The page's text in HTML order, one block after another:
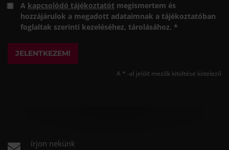
A kapcsolódó tájékoztatót megismertem és
hozzájárulok a megadott adataimnak a tájékoztatóban
foglaltak szerinti kezeléséhez, tárolásához. *
JELENTKEZEM!
A * -al jelölt mezők kitöltése kötelező
írjon nekünk